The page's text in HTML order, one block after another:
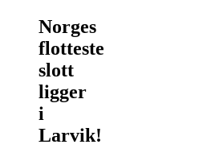
Norges
flotteste
slott
ligger
i
Larvik!